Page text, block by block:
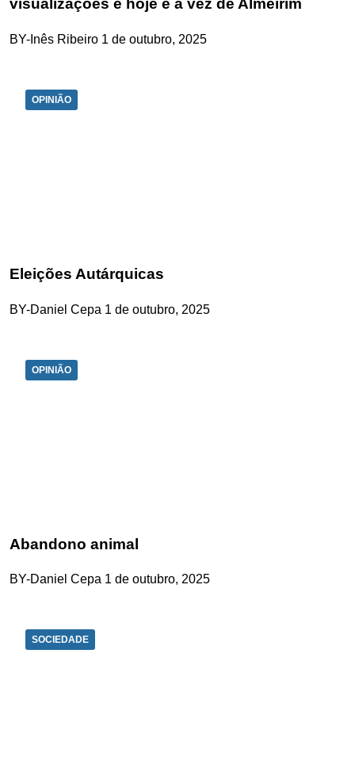
visualizações e hoje é a vez de Almeirim
BY-Inês Ribeiro 1 de outubro, 2025
OPINIÃO
Eleições Autárquicas
BY-Daniel Cepa 1 de outubro, 2025
OPINIÃO
Abandono animal
BY-Daniel Cepa 1 de outubro, 2025
SOCIEDADE